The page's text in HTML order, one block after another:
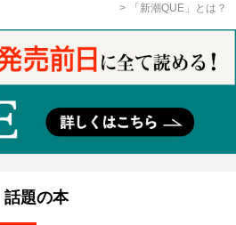
「新潮QUE」とは？
話題の本